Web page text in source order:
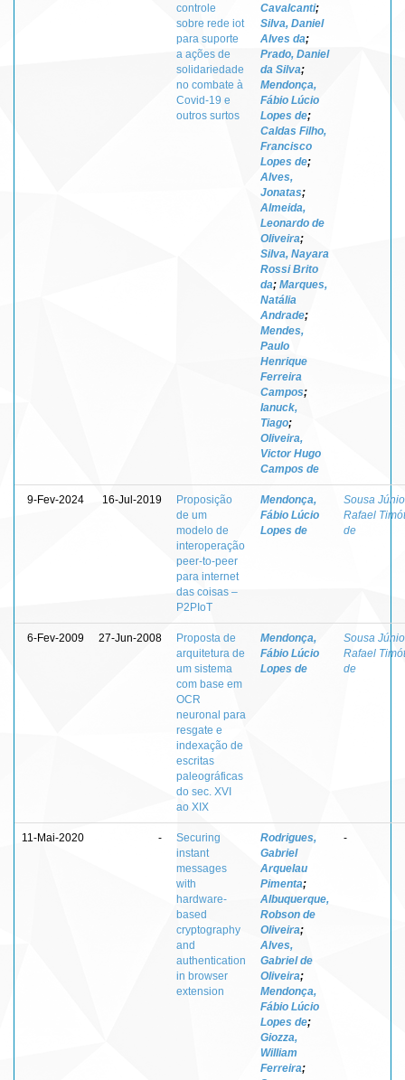
controle
sobre rede iot
para suporte
a ações de
solidariedade
no combate à
Covid-19 e
outros surtos
Cavalcanti;
Silva, Daniel
Alves da;
Prado, Daniel
da Silva;
Mendonça,
Fábio Lúcio
Lopes de;
Caldas Filho,
Francisco
Lopes de;
Alves,
Jonatas;
Almeida,
Leonardo de
Oliveira;
Silva, Nayara
Rossi Brito
da; Marques,
Natália
Andrade;
Mendes,
Paulo
Henrique
Ferreira
Campos;
Ianuck,
Tiago;
Oliveira,
Victor Hugo
Campos de
9-Fev-2024 16-Jul-2019
Proposição
de um
modelo de
interoperação
peer-to-peer
para internet
das coisas –
P2PIoT
Mendonça,
Fábio Lúcio
Lopes de
Sousa
Rafael
de
6-Fev-2009 27-Jun-2008
Proposta de
arquitetura de
um sistema
com base em
OCR
neuronal para
resgate e
indexação de
escritas
paleográficas
do sec. XVI
ao XIX
Mendonça,
Fábio Lúcio
Lopes de
Sousa
Rafael
de
11-Mai-2020 -
Securing
instant
messages
with
hardware-
based
cryptography
and
authentication
in browser
extension
Rodrigues,
Gabriel
Arquelau
Pimenta;
Albuquerque,
Robson de
Oliveira;
Alves,
Gabriel de
Oliveira;
Mendonça,
Fábio Lúcio
Lopes de;
Giozza,
William
Ferreira;
-